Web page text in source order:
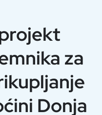
za
Donja